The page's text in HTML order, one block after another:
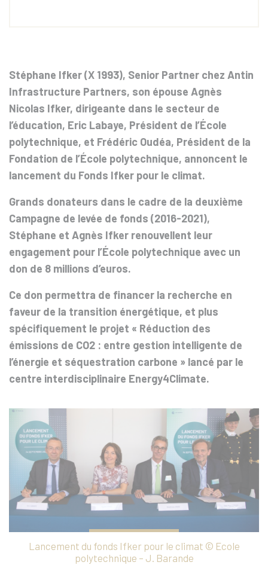
Stéphane Ifker (X 1993), Senior Partner chez Antin
Infrastructure Partners, son épouse Agnès
Nicolas Ifker, dirigeante dans le secteur de
l’éducation, Eric Labaye, Président de l’École
polytechnique, et Frédéric Oudéa, Président de la
Fondation de l’École polytechnique, annoncent le
lancement du Fonds Ifker pour le climat.
Grands donateurs dans le cadre de la deuxième
Campagne de levée de fonds (2016-2021),
Stéphane et Agnès Ifker renouvellent leur
engagement pour l’École polytechnique avec un
don de 8 millions d’euros.
Ce don permettra de financer la recherche en
faveur de la transition énergétique, et plus
spécifiquement le projet « Réduction des
émissions de CO2 : entre gestion intelligente de
l’énergie et séquestration carbone » lancé par le
centre interdisciplinaire Energy4Climate.
Lancement du fonds Ifker pour le climat © Ecole
polytechnique – J. Barande